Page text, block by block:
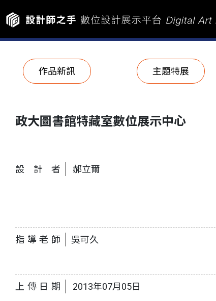
作品新訊 主題特展
政大圖書館特藏室數位展示中心
設計者 郝立爾
指導老師 吳可久
上傳日期 2013年07月05日